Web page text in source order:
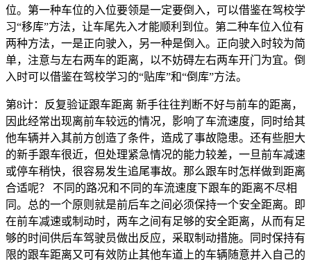
位。第一种车位的入位要领是一定要倒入，可以借鉴在驾校学
习“移库”方法，让车尾先入才能顺利到位。第二种车位入位有
两种方法，一是正向驶入，另一种是倒入。正向驶入时较为简
单，注意与左右两车的距离，以不妨碍左右两车开门为宜。倒
入时可以借鉴在驾校学习的“贴库”和“倒库”方法。
第8计：反复验证跟车距离 新手往往判断不好与前车的距离，
因此经常出现离前车较远的情况，影响了车流速度，同时给其
他车辆并入其前方创造了条件，造成了事故隐患。还有些胆大
的新手跟车很近，但处理紧急情况的能力较差，一旦前车减速
或停车稍快，很容易发生追尾事故。那么跟车时怎样做到距离
合适呢？ 不同的路况和不同的车流速度下跟车的距离不尽相
同。总的一个原则就是前后车之间必须保持一个安全距离。即
在前车减速或制动时，两车之间有足够的安全距离，从而有足
够的时间供后车驾驶员做出反应，采取制动措施。同时保持有
限的跟车距离又可有效防止其他车道上的车辆随意并入自己的